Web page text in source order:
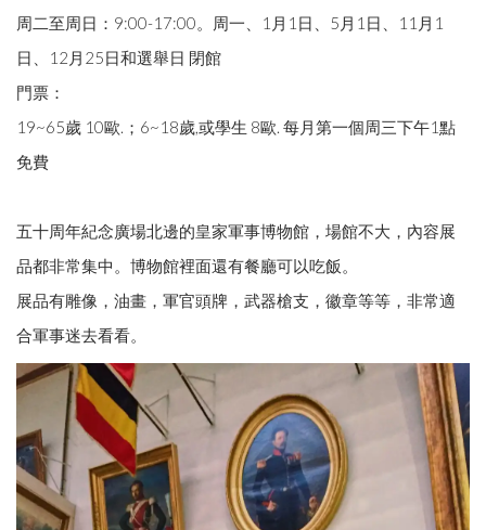
周二至周日：9:00-17:00。周一、1月1日、5月1日、11月1
日、12月25日和選舉日 閉館
門票：
19~65歲 10歐.；6~18歲,或學生 8歐. 每月第一個周三下午1點
免費
五十周年紀念廣場北邊的皇家軍事博物館，場館不大，內容展
品都非常集中。博物館裡面還有餐廳可以吃飯。
展品有雕像，油畫，軍官頭牌，武器槍支，徽章等等，非常適
合軍事迷去看看。